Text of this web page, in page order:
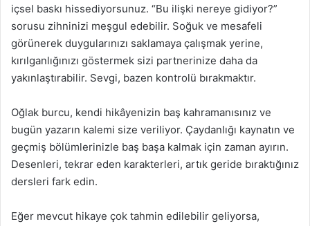
içsel baskı hissediyorsunuz. “Bu ilişki nereye gidiyor?”
sorusu zihninizi meşgul edebilir. Soğuk ve mesafeli
görünerek duygularınızı saklamaya çalışmak yerine,
kırılganlığınızı göstermek sizi partnerinize daha da
yakınlaştırabilir. Sevgi, bazen kontrolü bırakmaktır.
Oğlak burcu, kendi hikâyenizin baş kahramanısınız ve
bugün yazarın kalemi size veriliyor. Çaydanlığı kaynatın ve
geçmiş bölümlerinizle baş başa kalmak için zaman ayırın.
Desenleri, tekrar eden karakterleri, artık geride bıraktığınız
dersleri fark edin.
Eğer mevcut hikaye çok tahmin edilebilir geliyorsa,